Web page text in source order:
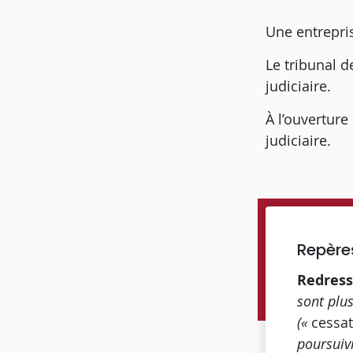
Une
Le tribunal
judiciaire.
À
judiciaire.
sont
(«